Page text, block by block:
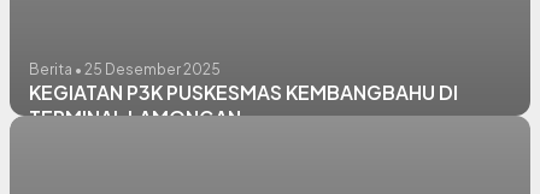
Berita • 25 Desember 2025
KEGIATAN P3K PUSKESMAS KEMBANGBAHU DI
TERMINAL LAMONGAN